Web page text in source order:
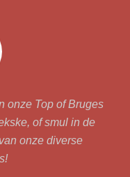
onze Top of Bruges
of smul in de
onze diverse